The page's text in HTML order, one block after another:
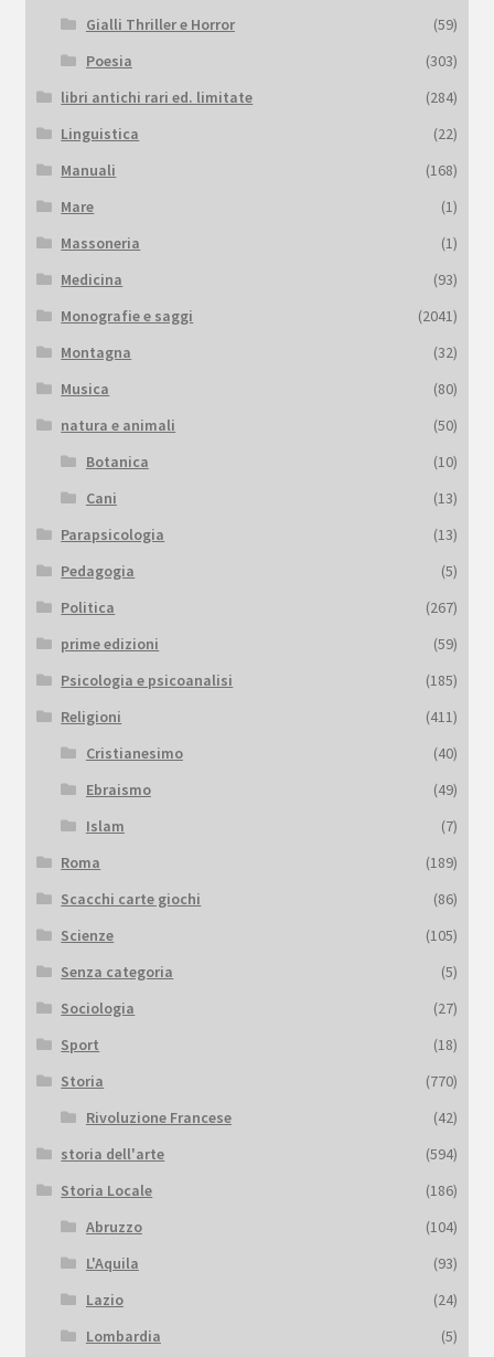
Gialli Thriller e Horror
(59)
Poesia
(303)
libri antichi rari ed. limitate
(284)
Linguistica
(22)
Manuali
(168)
Mare
(1)
Massoneria
(1)
Medicina
(93)
Monografie e saggi
(2041)
Montagna
(32)
Musica
(80)
natura e animali
(50)
Botanica
(10)
Cani
(13)
Parapsicologia
(13)
Pedagogia
(5)
Politica
(267)
prime edizioni
(59)
Psicologia e psicoanalisi
(185)
Religioni
(411)
Cristianesimo
(40)
Ebraismo
(49)
Islam
(7)
Roma
(189)
Scacchi carte giochi
(86)
Scienze
(105)
Senza categoria
(5)
Sociologia
(27)
Sport
(18)
Storia
(770)
Rivoluzione Francese
(42)
storia dell'arte
(594)
Storia Locale
(186)
Abruzzo
(104)
L'Aquila
(93)
Lazio
(24)
Lombardia
(5)